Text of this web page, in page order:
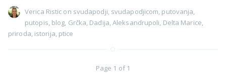
Verica Ristic on svudapodji svudapodjicom putovanja
putopis blog Grčka Dadija ,Aleksandrupoli Delta Marice
priroda istorija ptice
Page 1 of 1